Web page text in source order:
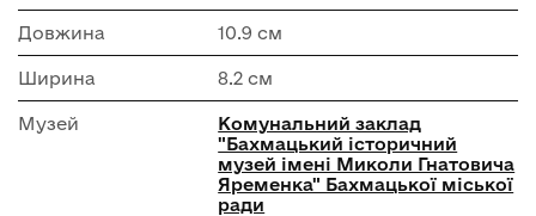
Довжина 10.9 см
Ширина 8.2 см
Музей
Комунальний заклад
"Бахмацький історичний
музей імені Миколи Гнатовича
Яременка" Бахмацької міської
ради